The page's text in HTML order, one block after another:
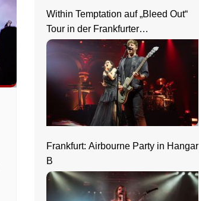
Within Temptation auf „Bleed Out“
Tour in der Frankfurter
Jahrhunderthalle
Frankfurt: Airbourne Party in Hangar
B